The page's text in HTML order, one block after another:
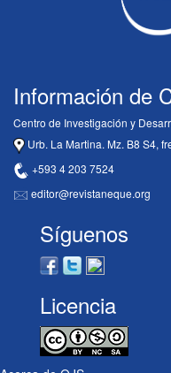
Información de
Centro de Investigación y
Urb. La Martina. Mz. B8 S4,
+593 4 203 7524
editor@revistaneque.org
Síguenos
Licencia